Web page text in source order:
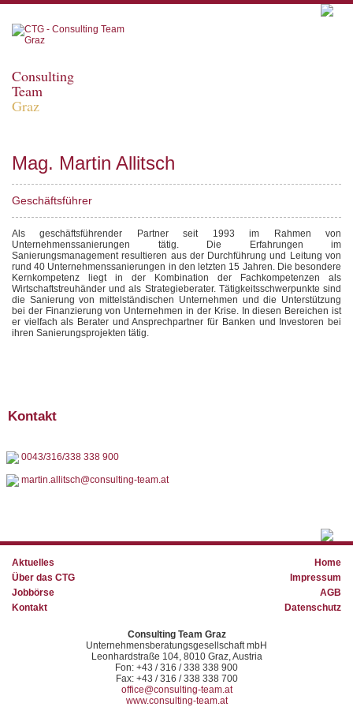
Consulting
Team
Graz
Mag. Martin Allitsch
Geschäftsführer
Als geschäftsführender Partner seit 1993 im Rahmen von
Unternehmenssanierungen tätig. Die Erfahrungen im
Sanierungsmanagement resultieren aus der Durchführung und Leitung von
rund 40 Unternehmenssanierungen in den letzten 15 Jahren. Die besondere
Kernkompetenz liegt in der Kombination der Fachkompetenzen als
Wirtschaftstreuhänder und als Strategieberater. Tätigkeitsschwerpunkte sind
die Sanierung von mittelständischen Unternehmen und die Unterstützung
bei der Finanzierung von Unternehmen in der Krise. In diesen Bereichen ist
er vielfach als Berater und Ansprechpartner für Banken und Investoren bei
ihren Sanierungsprojekten tätig.
Kontakt
0043/316/338 338 900
martin.allitsch@consulting-team.at
Aktuelles
Über das CTG
Jobbörse
Kontakt
Home
Impressum
AGB
Datenschutz
Consulting Team Graz
Unternehmensberatungsgesellschaft mbH
Leonhardstraße 104, 8010 Graz, Austria
Fon: +43 / 316 / 338 338 900
Fax: +43 / 316 / 338 338 700
office@consulting-team.at
www.consulting-team.at